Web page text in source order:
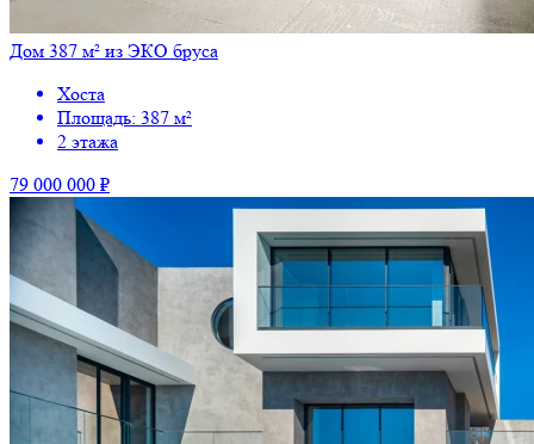
Дом 387 м² из ЭКО бруса
Хоста
Площадь: 387 м²
2 этажа
79 000 000 ₽